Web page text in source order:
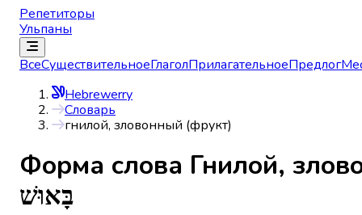
Репетиторы
Ульпаны
ВсеСуществительноеГлаголПрилагательноеПредлог
Hebrewerry
Словарь
гнилой, зловонный (фрукт)
Форма слова Гнилой,
בָּאוּשׁ